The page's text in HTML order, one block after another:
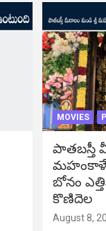
MOVIES
పాతబస్తీ
బోనం
కొణిదెల
August 8,